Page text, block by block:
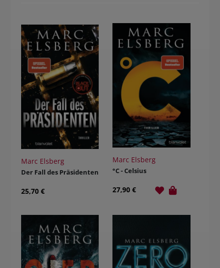
Marc Elsberg
Der Fall des Präsidenten
25,70 €
Marc Elsberg
°C - Celsius
27,90 €